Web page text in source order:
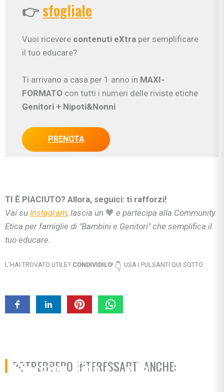
👉sfogliale
Vuoi ricevere contenuti eXtra per semplificare
il tuo educare?
Ti arrivano a casa per 1 anno in MAXI-
FORMATO con tutti i numeri delle riviste etiche
Genitori + Nipoti&Nonni
PRENOTA
TI È PIACIUTO? Allora, seguici: ti rafforzi!
Vai su Instagram, lascia un 🧡 e partecipa alla Community
Etica per famiglie di "Bambini e Genitori" che semplifica il
tuo educare.
L'HAI TROVATO UTILE? CONDIVIDILO! 👇 USA I PULSANTI QUI SOTTO
POTREBBERO INTERESSARTI ANCHE:
Giorgino, Fido e… e la